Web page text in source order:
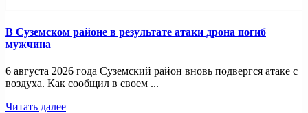
В Суземском районе в результате атаки дрона погиб
мужчина
6 августа 2026 года Суземский район вновь подвергся атаке с
воздуха. Как сообщил в своем ...
Читать далее